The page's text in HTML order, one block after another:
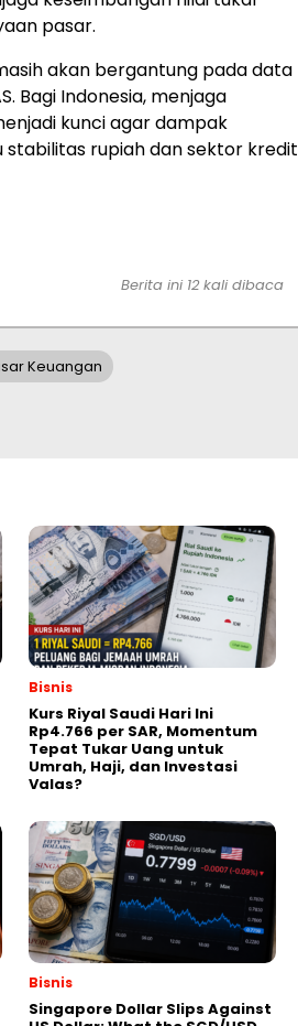
pasar.
akan bergantung pada data
Bagi Indonesia, menjaga
kunci agar dampak
rupiah dan sektor kredit
Berita ini 12 kali dibaca
Keuangan
Bisnis
Kurs Riyal Saudi Hari Ini
Rp4.766 per SAR, Momentum
Tepat Tukar Uang untuk
Umrah, Haji, dan Investasi
Valas?
Bisnis
Singapore Dollar Slips Against